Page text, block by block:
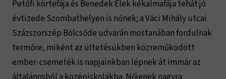
Petőfi körtefája és Benedek Elek kékalmafája tehát jó
évtizede Szombathelyen is nőnek; a Váci Mihály utcai
Százszorszép Bölcsőde udvarán mostanában fordulnak
termőre, miként az ültetésükben közreműködött
ember-csemeték is napjainkban lépnek át immár az